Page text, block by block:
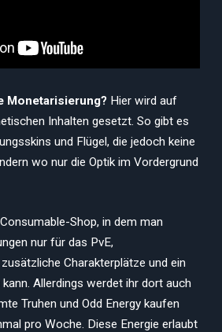
Monetarisierung? Hier wird auf
Inhalten gesetzt. So gibt es
und Flügel, die jedoch keine
wo nur die Optik im Vordergrund
Shop, in dem man
nur für das PvE,
Charakterplätze und ein
Allerdings werdet ihr dort auch
Truhen und Odd Energy kaufen
pro Woche. Diese Energie erlaubt